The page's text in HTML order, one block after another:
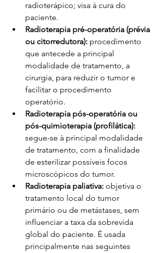
radioterápico; visa à cura do
paciente.
Radioterapia pré-operatória (prévia
ou citorredutora): procedimento
que antecede a principal
modalidade de tratamento, a
cirurgia, para reduzir o tumor e
facilitar o procedimento
operatório.
Radioterapia pós-operatória ou
pós-quimioterapia (profilática):
segue-se à principal modalidade
de tratamento, com a finalidade
de esterilizar possíveis focos
microscópicos do tumor.
Radioterapia paliativa: objetiva o
tratamento local do tumor
primário ou de metástases, sem
influenciar a taxa da sobrevida
global do paciente. É usada
principalmente nas seguintes